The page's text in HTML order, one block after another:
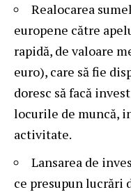
Realocarea
europene către
rapidă, de valoare
euro), care să fie
doresc să facă
locurile de muncă,
activitate.
Lansarea de
ce presupun